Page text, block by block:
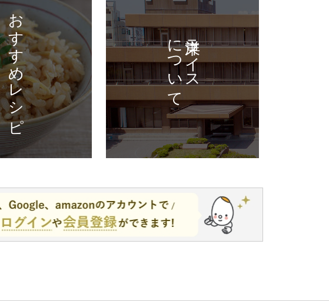
おすすめレシピ 東洋ライス
について